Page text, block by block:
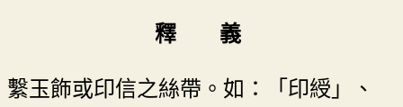
釋 義
繫玉飾或印信之絲帶。如：「印綬」、